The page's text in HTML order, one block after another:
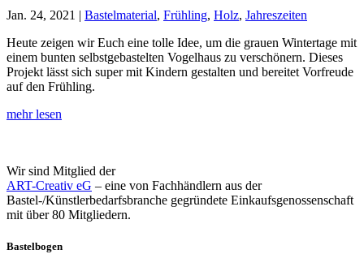
Jan. 24, 2021 | Bastelmaterial, Frühling, Holz, Jahreszeiten
Heute zeigen wir Euch eine tolle Idee, um die grauen Wintertage mit
einem bunten selbstgebastelten Vogelhaus zu verschönern. Dieses
Projekt lässt sich super mit Kindern gestalten und bereitet Vorfreude
auf den Frühling.
mehr lesen
Wir sind Mitglied der
ART-Creativ eG – eine von Fachhändlern aus der
Bastel-/Künstlerbedarfsbranche gegründete Einkaufsgenossenschaft
mit über 80 Mitgliedern.
Bastelbogen